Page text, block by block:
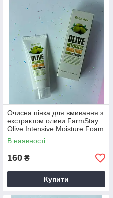
Очисна пінка для вмивання з
екстрактом оливи FarmStay
Olive Intensive Moisture Foam
Cleanser 100 мл
В наявності
160 ₴
Купити